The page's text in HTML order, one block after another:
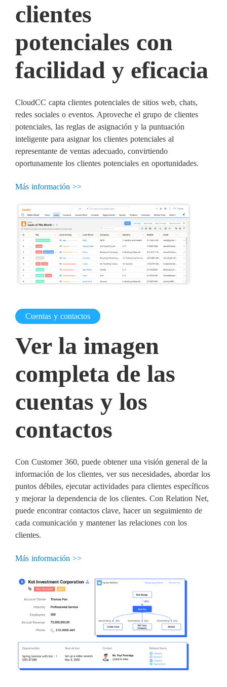
clientes
potenciales con
facilidad y eficacia
CloudCC capta clientes potenciales de sitios web, chats,
redes sociales o eventos. Aproveche el grupo de clientes
potenciales, las reglas de asignación y la puntuación
inteligente para asignar los clientes potenciales al
representante de ventas adecuado, convirtiendo
oportunamente los clientes potenciales en oportunidades.
Más información >>
Cuentas y contactos
Ver la imagen
completa de las
cuentas y los
contactos
Con Customer 360, puede obtener una visión general de la
información de los clientes, ver sus necesidades, abordar los
puntos débiles, ejecutar actividades para clientes específicos
y mejorar la dependencia de los clientes. Con Relation Net,
puede encontrar contactos clave, hacer un seguimiento de
cada comunicación y mantener las relaciones con los
clientes.
Más información >>